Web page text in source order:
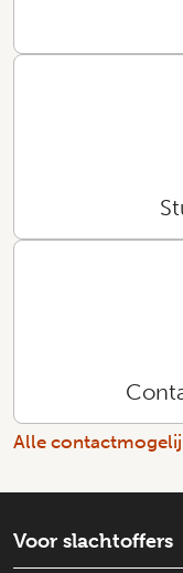
Alle
Voor slachtoffers